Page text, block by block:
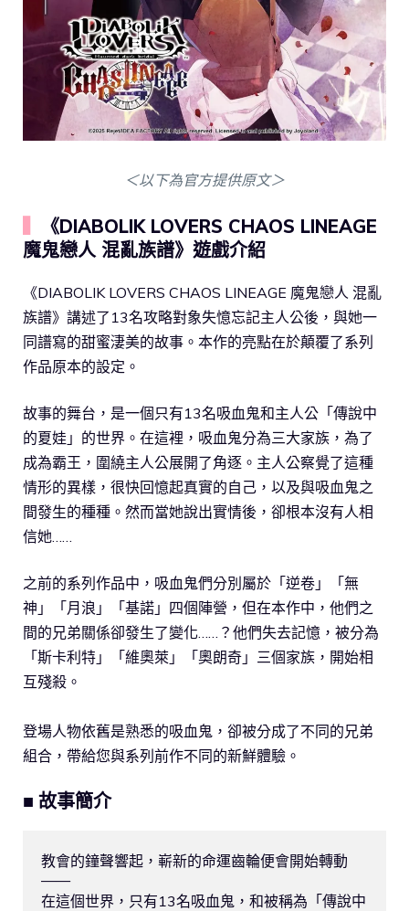
＜以下為官方提供原文＞
《DIABOLIK LOVERS CHAOS LINEAGE
魔鬼戀人 混亂族譜》遊戲介紹
《DIABOLIK LOVERS CHAOS LINEAGE 魔鬼戀人 混亂
族譜》講述了13名攻略對象失憶忘記主人公後，與她一
同譜寫的甜蜜淒美的故事。本作的亮點在於顛覆了系列
作品原本的設定。
故事的舞台，是一個只有13名吸血鬼和主人公「傳說中
的夏娃」的世界。在這裡，吸血鬼分為三大家族，為了
成為霸王，圍繞主人公展開了角逐。主人公察覺了這種
情形的異樣，很快回憶起真實的自己，以及與吸血鬼之
間發生的種種。然而當她說出實情後，卻根本沒有人相
信她……
之前的系列作品中，吸血鬼們分別屬於「逆卷」「無
神」「月浪」「基諾」四個陣營，但在本作中，他們之
間的兄弟關係卻發生了變化……？他們失去記憶，被分為
「斯卡利特」「維奧萊」「奧朗奇」三個家族，開始相
互殘殺。
登場人物依舊是熟悉的吸血鬼，卻被分成了不同的兄弟
組合，帶給您與系列前作不同的新鮮體驗。
■ 故事簡介
教會的鐘聲響起，嶄新的命運齒輪便會開始轉動
——
在這個世界，只有13名吸血鬼，和被稱為「傳說中